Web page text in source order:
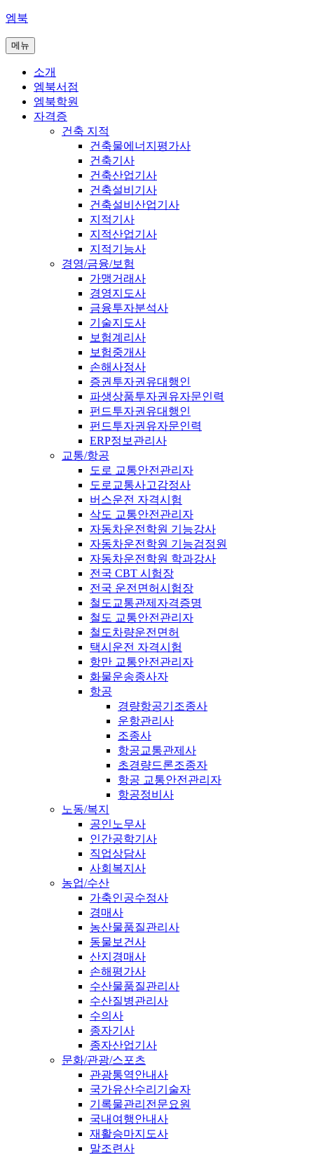
콘
츠
엠북
메뉴
소개
엠북서점
엠북학원
자격증
건축 지적
건축물에너지평가사
건축기사
건축산업기사
건축설비기사
건축설비산업기사
지적기사
지적산업기사
지적기능사
경영/금융/보험
가맹거래사
경영지도사
금융투자분석사
기술지도사
보험계리사
보험중개사
손해사정사
증권투자권유대행인
파생상품투자권유자문인력
펀드투자권유대행인
펀드투자권유자문인력
ERP정보관리사
교통/항공
도로 교통안전관리자
도로교통사고감정사
버스운전 자격시험
삭도 교통안전관리자
자동차운전학원 기능강사
자동차운전학원 기능검정원
자동차운전학원 학과강사
전국 CBT 시험장
전국 운전면허시험장
철도교통관제자격증명
철도 교통안전관리자
철도차량운전면허
택시운전 자격시험
항만 교통안전관리자
화물운송종사자
항공
경량항공기조종사
운항관리사
조종사
항공교통관제사
초경량드론조종자
항공 교통안전관리자
항공정비사
노동/복지
공인노무사
인간공학기사
직업상담사
사회복지사
농업/수산
가축인공수정사
경매사
농산물품질관리사
동물보건사
산지경매사
손해평가사
수산물품질관리사
수산질병관리사
수의사
종자기사
종자산업기사
문화/관광/스포츠
관광통역안내사
국가유산수리기술자
기록물관리전문요원
국내여행안내사
재활승마지도사
말조련사